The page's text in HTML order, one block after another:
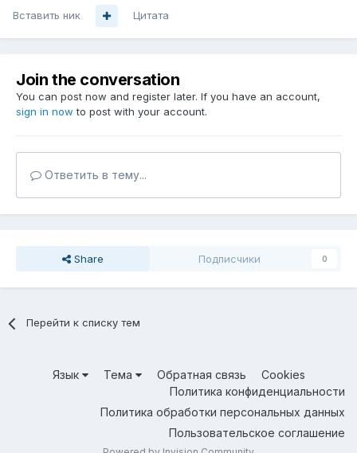
Вставить ник Цитата
Join the conversation
You can post now and register later. If you have an account,
sign in now to post with your account.
Ответить в тему...
Share Подписчики 0
Перейти к списку тем
Язык Тема Обратная связь
Cookies
Политика конфиденциальности
Политика обработки персональных данных
Пользовательское соглашение